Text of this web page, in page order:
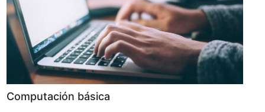
Computación básica